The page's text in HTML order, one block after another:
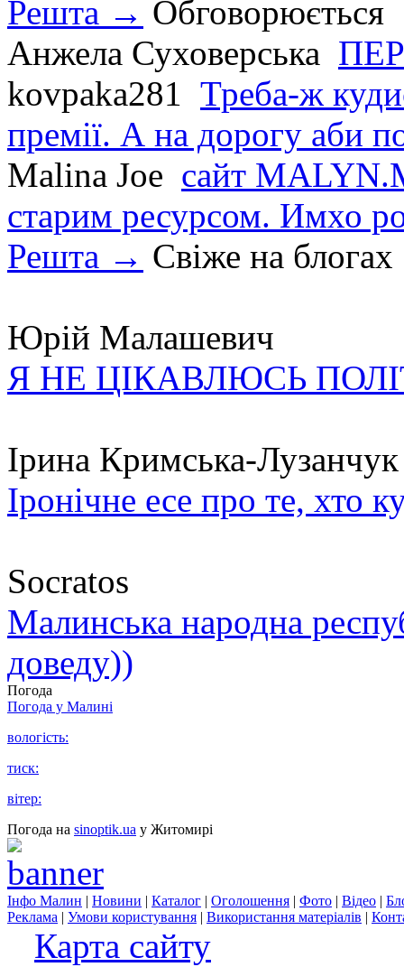
Решта → Обговорюється
Анжела Суховерська
kovpaka281 Треба-ж
премії. А на дорогу аби
Malina Joe сайт
старим ресурсом. Имхо
Решта → Свіже на блогах
Юрій Малашевич
Я НЕ ЦІКАВЛЮСЬ
Ірина Кримська-Лузанчук
Іронічне есе про те, хто
Socratos
Малинська народна
доведу))
Погода
Погода у Малині
вологість:
тиск:
вітер:
Погода на sinoptik.ua у Житомирі
Інфо Малин | Новини | Каталог | Оголошення | Фото | Відео |
Реклама | Умови користування | Використання матеріалів |
Карта сайту